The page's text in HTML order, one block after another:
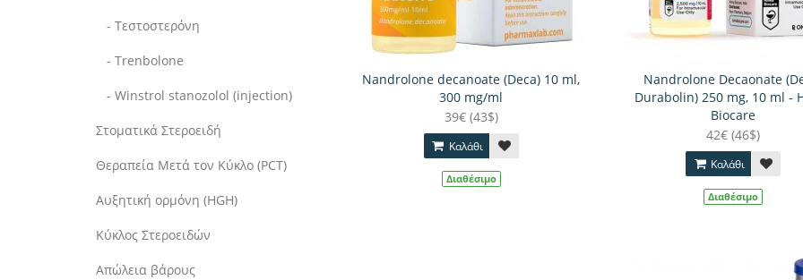
- Τεστοστερόνη
- Trenbolone
- Winstrol stanozolol (injection)
Στοματικά Στεροειδή
Θεραπεία Μετά τον Κύκλο (PCT)
Αυξητική ορμόνη (HGH)
Κύκλος Στεροειδών
Απώλεια βάρους
Nandrolone decanoate (Deca) 10 ml,
300 mg/ml
39€ (43$)
Καλάθι
Διαθέσιμο
Nandrolone Decaonate
Durabolin) 250 mg, 10 ml -
Biocare
42€ (46$)
Καλάθι
Διαθέσιμο